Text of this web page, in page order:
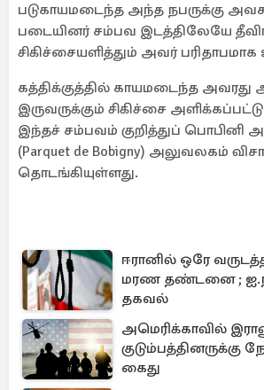
படுகாயமடைந்த அந்த நபருக்கு
படையினர் சம்பவ இடத்திலேயே
சிகிச்சையளித்தும் அவர் பரிதாபமாக
கத்திக்குத்தில் காயமடைந்த
இருவருக்கும் சிகிச்சை அளிக்கப்பட்டு
இந்தச் சம்பவம் குறித்துப் பொபினி
(Parquet de Bobigny) அலுவலகம்
தொடங்கியுள்ளது.
ஈரானில் ஒரே
மரண தண்டனை ;
தகவல்
அமெரிக்காவில்
குடும்பத்தினருக்கு
கைது